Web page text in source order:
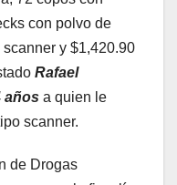
con polvo de
y $1,420.90
Rafael
años a quien le
scanner.
de Drogas